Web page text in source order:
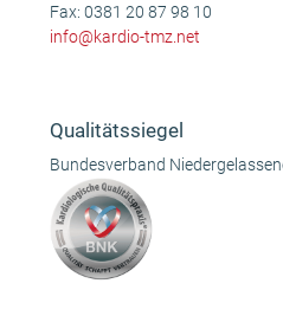
Fax: 0381 20 87 98 10
info@kardio-tmz.net
Qualitätssiegel
Bundesverband